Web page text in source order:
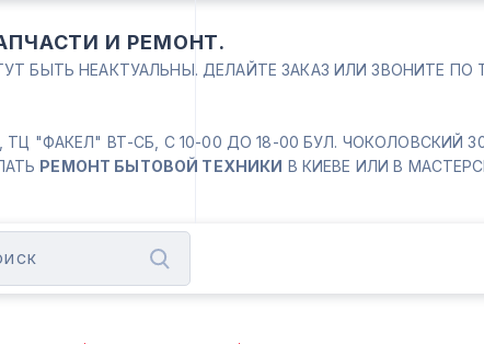
И РЕМОНТ.
БЫТЬ НЕАКТУАЛЬНЫ. ДЕЛАЙТЕ ЗАКАЗ ИЛИ ЗВОНИТЕ
"ФАКЕЛ" ВТ-СБ, С 10-00 ДО 18-00 БУЛ. ЧОКОЛОВСКИЙ
РЕМОНТ БЫТОВОЙ ТЕХНИКИ В КИЕВЕ ИЛИ В